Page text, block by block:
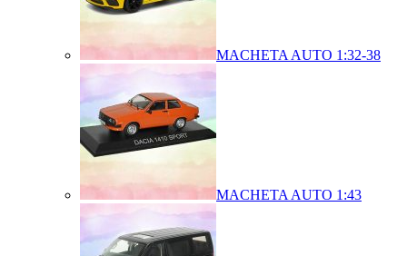
MACHETA AUTO 1:32-38
MACHETA AUTO 1:43